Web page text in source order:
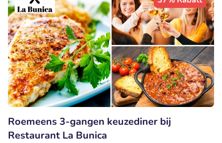
Roemeens 3-gangen keuzediner bij
Restaurant La Bunica